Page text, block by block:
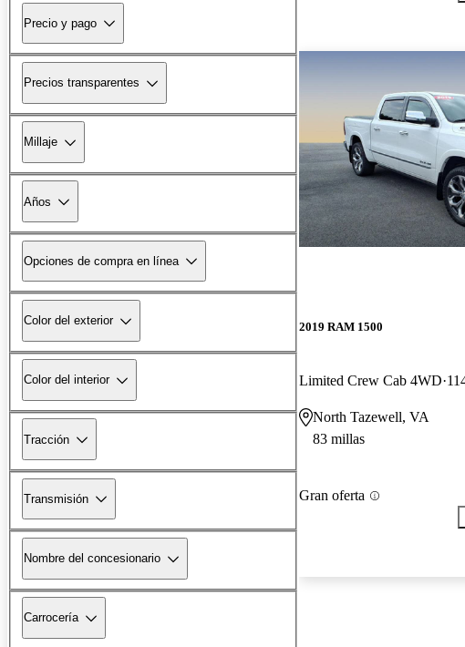
Precio y pago
Precios transparentes
Millaje
Años
Opciones de compra en línea
Color del exterior
Color del interior
Tracción
Transmisión
Nombre del concesionario
Carrocería
2019 RAM 1500
Limited Crew Cab 4WD
North Tazewell, VA
83 millas
Gran oferta